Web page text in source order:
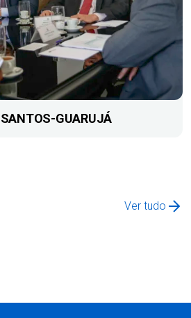
GUARUJÁ
Ver tudo